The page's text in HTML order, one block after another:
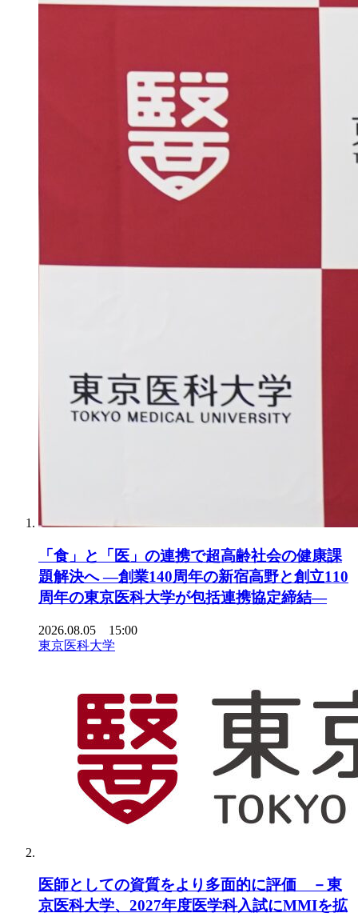
「食」と「医」の連携で超高齢社会の健康課
題解決へ ―創業140周年の新宿高野と創立110
周年の東京医科大学が包括連携協定締結―
2026.08.05 15:00
東京医科大学
医師としての資質をより多面的に評価 －東
京医科大学、2027年度医学科入試にMMIを拡